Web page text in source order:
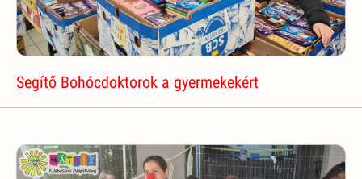
Segítő Bohócdoktorok a gyermekekért